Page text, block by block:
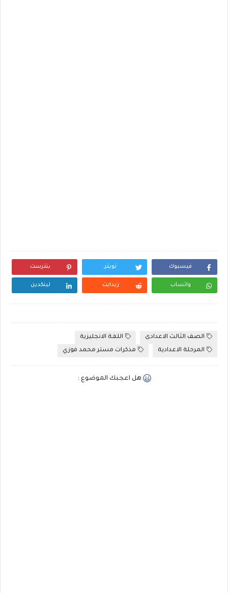
فيسبوك تويتر بنترست
واتساب ريدايت لينكدين
الصف الثالث الاعدادى
اللغة الانجليزية
المرحلة الاعدادية
مذكرات مستر محمد فوزي
هل اعجبك الموضوع :